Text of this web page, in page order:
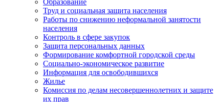
Труд и социальная защита населения
Работы по снижению неформальной занятости
населения
Контроль в сфере закупок
Защита персональных данных
Формирование комфортной городской среды
Социально-экономическое развитие
Информация для освободившихся
Жилье
Комиссия по делам несовершеннолетних и защите
их прав